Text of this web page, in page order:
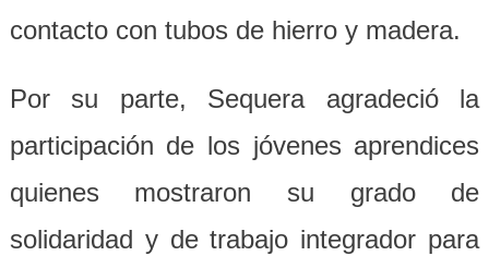
contacto con tubos de hierro y madera.
Por su parte, Sequera agradeció la
participación de los jóvenes aprendices
quienes mostraron su grado de
solidaridad y de trabajo integrador para